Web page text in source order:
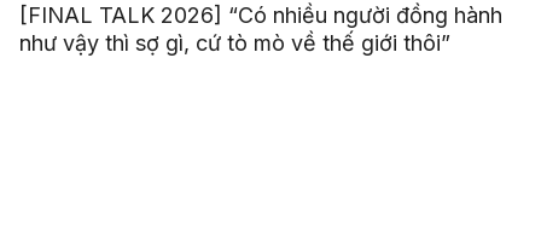
[FINAL TALK 2026] “Có nhiều người đồng hành
như vậy thì sợ gì, cứ tò mò về thế giới thôi”